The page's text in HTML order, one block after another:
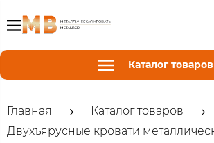
Каталог товаров
Главная
Каталог товаров
Двухъярусные кровати